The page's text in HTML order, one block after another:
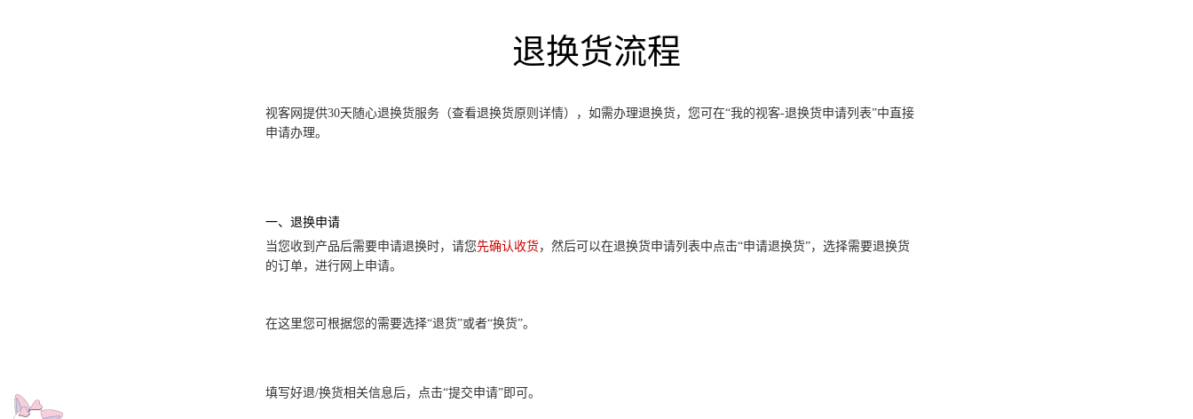
退换货流程
视客网提供30天随心退换货服务（查看退换货原则详情），如需办理退换货，您可在“我的视客-退换货申请列表”中直接
申请办理。
一、退换申请
当您收到产品后需要申请退换时，请您先确认收货，然后可以在退换货申请列表中点击“申请退换货”，选择需要退换货
的订单，进行网上申请。
在这里您可根据您的需要选择“退货”或者“换货”。
填写好退/换货相关信息后，点击“提交申请”即可。